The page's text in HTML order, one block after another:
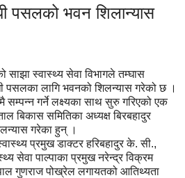
पसलको भवन शिलान्यास
साझा स्वास्थ्य सेवा विभागले तम्घास
पसलका लागि भवनको शिलन्यास गरेको छ ।
सम्पन्न गर्ने लक्ष्यका साथ सुरु गरिएको एक
समितिका अध्यक्ष बिरबहादुर
गरेका हुन् ।
प्रमुख डाक्टर हरिबहादुर के. सी.,
सेवा पाल्पाका प्रमुख नरेन्द्र विक्रम
गुणराज पोख्रेल लगायतको आतिथ्यता